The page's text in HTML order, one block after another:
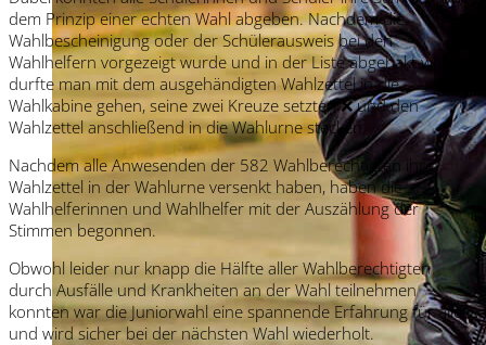
dem Prinzip einer echten Wahl abgeben. Nachdem die
Wahlbescheinigung oder der Schülerausweis bei den
Wahlhelfern vorgezeigt wurde und in der Liste abgehakt wurde
durfte man mit dem ausgehändigten Wahlzettel in die
Wahlkabine gehen, seine zwei Kreuze setzten ❌ und den
Wahlzettel anschließend in die Wahlurne stecken.
Nachdem alle Anwesenden der 582 Wahlberechtigten ihre
Wahlzettel in der Wahlurne versenkt haben, haben die
Wahlhelferinnen und Wahlhelfer mit der Auszählung der
Stimmen begonnen.
Obwohl leider nur knapp die Hälfte aller Wahlberechtigten
durch Ausfälle und Krankheiten an der Wahl teilnehmen
konnten war die Juniorwahl eine spannende Erfahrung für alle
und wird sicher bei der nächsten Wahl wiederholt.